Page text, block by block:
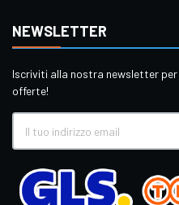
NEWSLETTER
Iscriviti alla nostra newsletter
offerte!